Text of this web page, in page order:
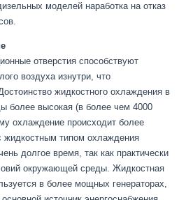
моделей наработка на отказ
отверстия способствуют
воздуха изнутри, что
жидкостного охлаждения в
более высокая (в более чем 4000
охлаждение происходит более
жидкостным типом охлаждения
долгое время, так как практически
окружающей среды. Жидкостная
в более мощных генераторах,